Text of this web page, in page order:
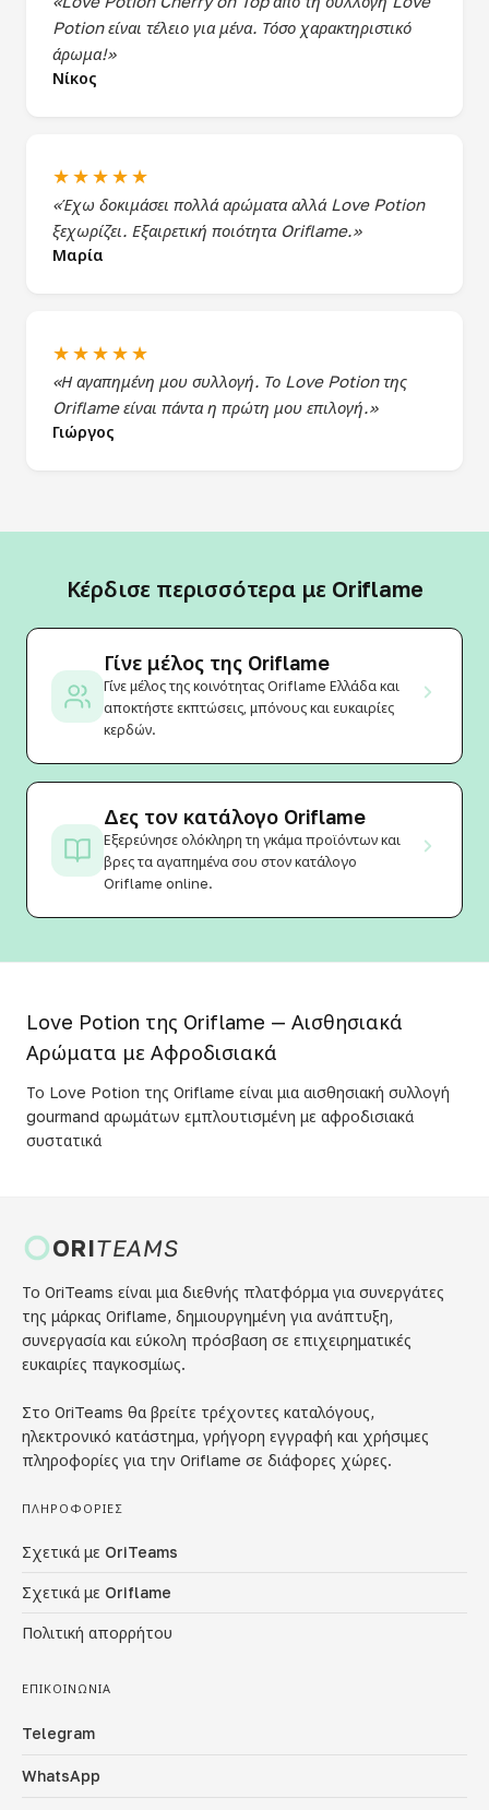
Potion είναι τέλειο για μένα. Τόσο χαρακτηριστικό
άρωμα!»
Νίκος
★★★★★
«Έχω δοκιμάσει πολλά αρώματα αλλά Love Potion
ξεχωρίζει. Εξαιρετική ποιότητα Oriflame.»
Μαρία
★★★★★
«Η αγαπημένη μου συλλογή. Το Love Potion της
Oriflame είναι πάντα η πρώτη μου επιλογή.»
Γιώργος
Κέρδισε περισσότερα με Oriflame
Γίνε μέλος της Oriflame
Γίνε μέλος της κοινότητας Oriflame Ελλάδα και
αποκτήστε εκπτώσεις, μπόνους και ευκαιρίες
κερδών.
Δες τον κατάλογο Oriflame
Εξερεύνησε ολόκληρη τη γκάμα προϊόντων και
βρες τα αγαπημένα σου στον κατάλογο
Oriflame online.
Love Potion της Oriflame — Αισθησιακά
Αρώματα με Αφροδισιακά
Το Love Potion της Oriflame είναι μια αισθησιακή συλλογή
gourmand αρωμάτων εμπλουτισμένη με αφροδισιακά
συστατικά
ORITEAMS
Το OriTeams είναι μια διεθνής πλατφόρμα για συνεργάτες
της μάρκας Oriflame, δημιουργημένη για ανάπτυξη,
συνεργασία και εύκολη πρόσβαση σε επιχειρηματικές
ευκαιρίες παγκοσμίως.
Στο OriTeams θα βρείτε τρέχοντες καταλόγους,
ηλεκτρονικό κατάστημα, γρήγορη εγγραφή και χρήσιμες
πληροφορίες για την Oriflame σε διάφορες χώρες.
ΠΛΗΡΟΦΟΡΊΕΣ
Σχετικά με OriTeams
Σχετικά με Oriflame
Πολιτική απορρήτου
ΕΠΙΚΟΙΝΩΝΊΑ
Telegram
WhatsApp